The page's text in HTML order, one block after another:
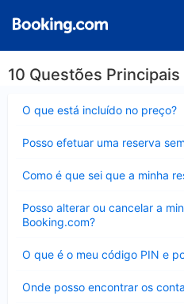
10 Questões Principais
O que está incluído no preço?
fechado
Posso efetuar uma reserva
fechado
Como é que sei que a minha
fechado
Posso alterar ou cancelar a
Booking.com?
fechado
O que é o meu código PIN e
fechado
Onde posso encontrar os
fechado